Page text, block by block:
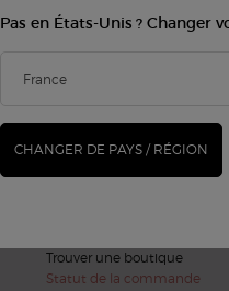
Parfums pour Homme
Trouver une boutique
Statut de la commande
Pas en États-Unis ? Changer
CHANGER DE PAYS / RÉGION